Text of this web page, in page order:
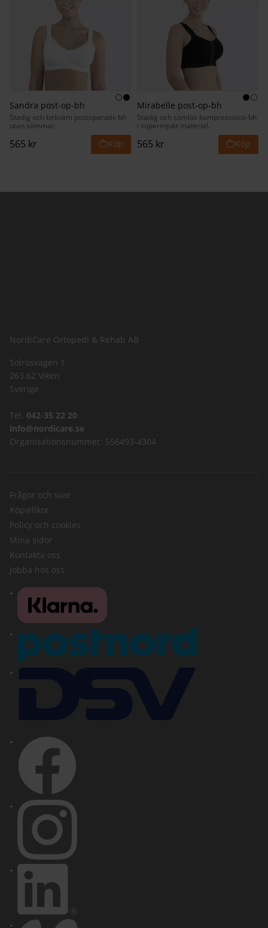
Sandra post-op-bh
Stadig och bekväm postoperativ bh
utan sömmar.
565 kr
Mirabelle post-op-bh
Stadig och sömlös kompressions-bh
i supermjukt material.
565 kr
NordiCare Ortopedi & Rehab AB
Solrosvägen 1
263 62 Viken
Sverige
Tel. 042-35 22 20
info@nordicare.se
Organisationsnummer: 556493-4304
Frågor och svar
Köpvillkor
Policy och cookies
Mina sidor
Kontakta oss
Jobba hos oss